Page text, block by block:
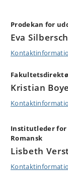
Prodekan for
Eva
Kristian
Institutleder for
Romansk
Lisbeth